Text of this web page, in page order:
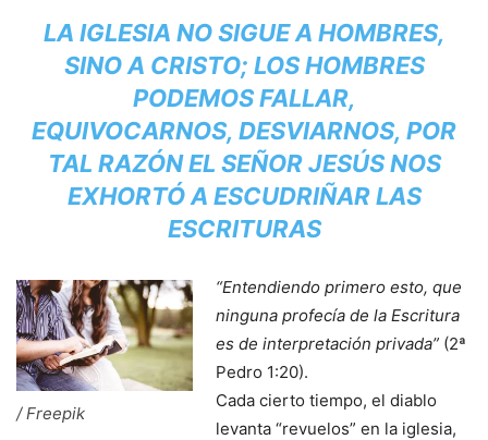
LA IGLESIA NO SIGUE A HOMBRES,
SINO A CRISTO; LOS HOMBRES
PODEMOS FALLAR,
EQUIVOCARNOS, DESVIARNOS, POR
TAL RAZÓN EL SEÑOR JESÚS NOS
EXHORTÓ A ESCUDRIÑAR LAS
ESCRITURAS
/ Freepik
“Entendiendo primero esto, que
ninguna profecía de la Escritura
es de interpretación privada” (2ª
Pedro 1:20).
Cada cierto tiempo, el diablo
levanta “revuelos” en la iglesia,